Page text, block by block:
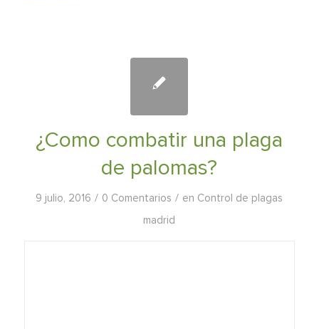
¿Como combatir una plaga
de palomas?
9 julio, 2016 / 0 Comentarios / en Control de plagas
madrid